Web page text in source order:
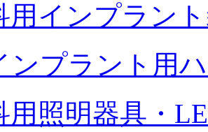
用インプラン
ンプラント用
用照明器具・